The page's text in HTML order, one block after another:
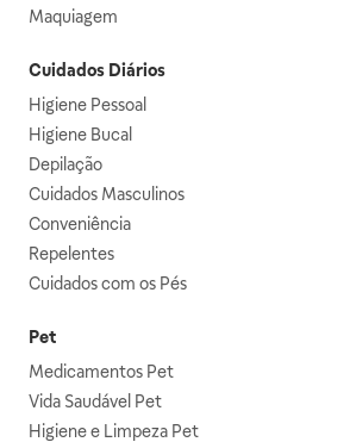
Maquiagem
Cuidados Diários
Higiene Pessoal
Higiene Bucal
Depilação
Cuidados Masculinos
Conveniência
Repelentes
Cuidados com os Pés
Pet
Medicamentos Pet
Vida Saudável Pet
Higiene e Limpeza Pet